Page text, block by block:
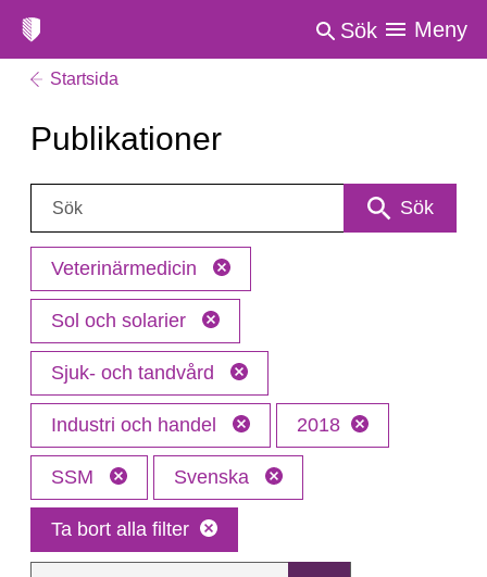
Sök Meny
Startsida
Publikationer
Sök: Sök
Veterinärmedicin
Sol och solarier
Sjuk- och tandvård
Industri och handel 2018
SSM Svenska
Ta bort alla filter